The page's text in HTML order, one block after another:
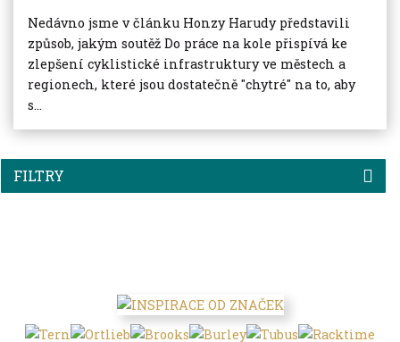
FILTRY
Nedávno jsme v článku Honzy Harudy představili
způsob, jakým soutěž Do práce na kole přispívá ke
zlepšení cyklistické infrastruktury ve městech a
regionech, které jsou dostatečně "chytré" na to, aby
s...